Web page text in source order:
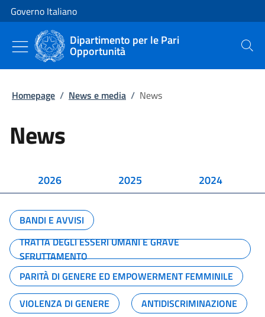
Vai al contenuto
Vai alla navigazione del sito
Governo Italiano
Dipartimento per le Pari
Opportunità Cerca
Homepage / News e media / News
News
2026 2025 2024
BANDI E AVVISI
TRATTA DEGLI ESSERI UMANI E GRAVE
SFRUTTAMENTO
PARITÀ DI GENERE ED EMPOWERMENT FEMMINILE
VIOLENZA DI GENERE
ANTIDISCRIMINAZIONE